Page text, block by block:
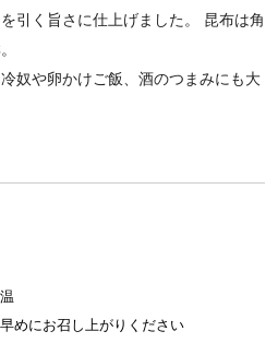
引く旨さに仕上げました。 昆布は角
奴や卵かけご飯、酒のつまみにも大
めにお召し上がりください